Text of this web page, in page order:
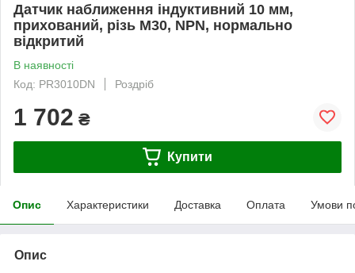
Датчик наближення індуктивний 10 мм,
прихований, різь М30, NPN, нормально
відкритий
В наявності
Код: PR3010DN
Роздріб
1 702 ₴
Купити
Опис Характеристики Доставка Оплата Умови
Опис